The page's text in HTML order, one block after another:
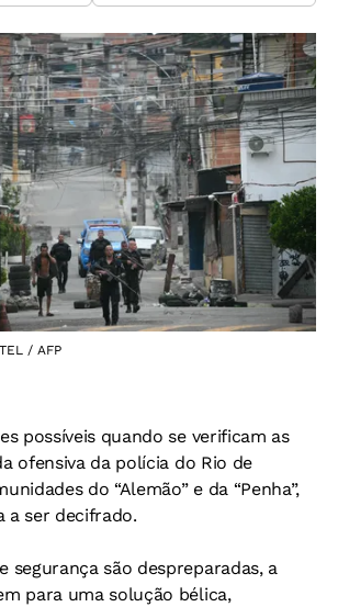
/ AFP
possíveis quando se verificam as
ofensiva da polícia do Rio de
do “Alemão” e da “Penha”,
a ser decifrado.
segurança são despreparadas, a
para uma solução bélica,